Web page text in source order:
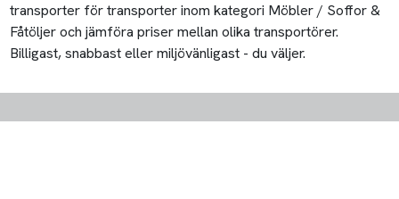
transporter för transporter inom kategori Möbler / Soffor &
Fåtöljer och jämföra priser mellan olika transportörer.
Billigast, snabbast eller miljövänligast - du väljer.